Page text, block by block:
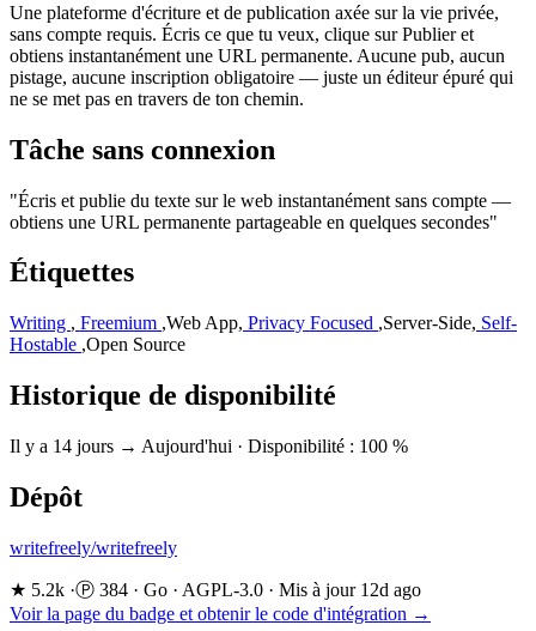
Une plateforme d'écriture et de publication axée sur la vie privée,
sans compte requis. Écris ce que tu veux, clique sur Publier et
obtiens instantanément une URL permanente. Aucune pub, aucun
pistage, aucune inscription obligatoire — juste un éditeur épuré qui
ne se met pas en travers de ton chemin.
Tâche sans connexion
"Écris et publie du texte sur le web instantanément sans compte —
obtiens une URL permanente partageable en quelques secondes"
Étiquettes
Writing , Freemium ,Web App, Privacy Focused ,Server-Side, Self-
Hostable ,Open Source
Historique de disponibilité
Il y a 14 jours → Aujourd'hui · Disponibilité : 100 %
Dépôt
writefreely/writefreely
★ 5.2k ·Ⓟ 384 · Go · AGPL-3.0 · Mis à jour 12d ago
Voir la page du badge et obtenir le code d'intégration →